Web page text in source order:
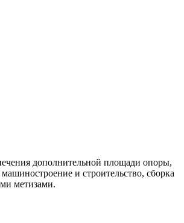
дополнительной площади опоры,
и строительство, сборка
метизами.